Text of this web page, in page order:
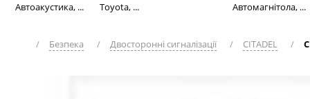
Автоакустика, ... Toyota, ... Автомагнітола, ...
/ Безпека / Двосторонні сигналізації / CITADEL /